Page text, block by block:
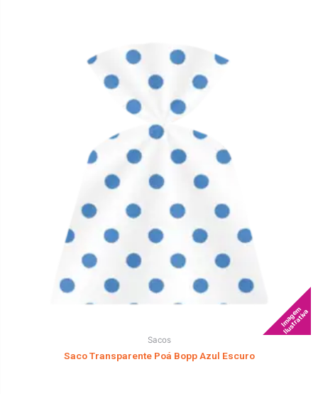
Imagem
Ilustrativa
Sacos
Saco Transparente Poá Bopp Azul Escuro